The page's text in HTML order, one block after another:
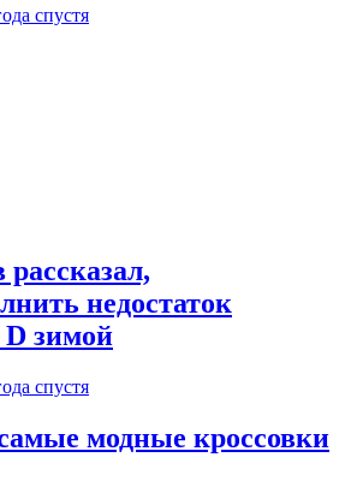
спустя
недостаток
зимой
спустя
модные кроссовки